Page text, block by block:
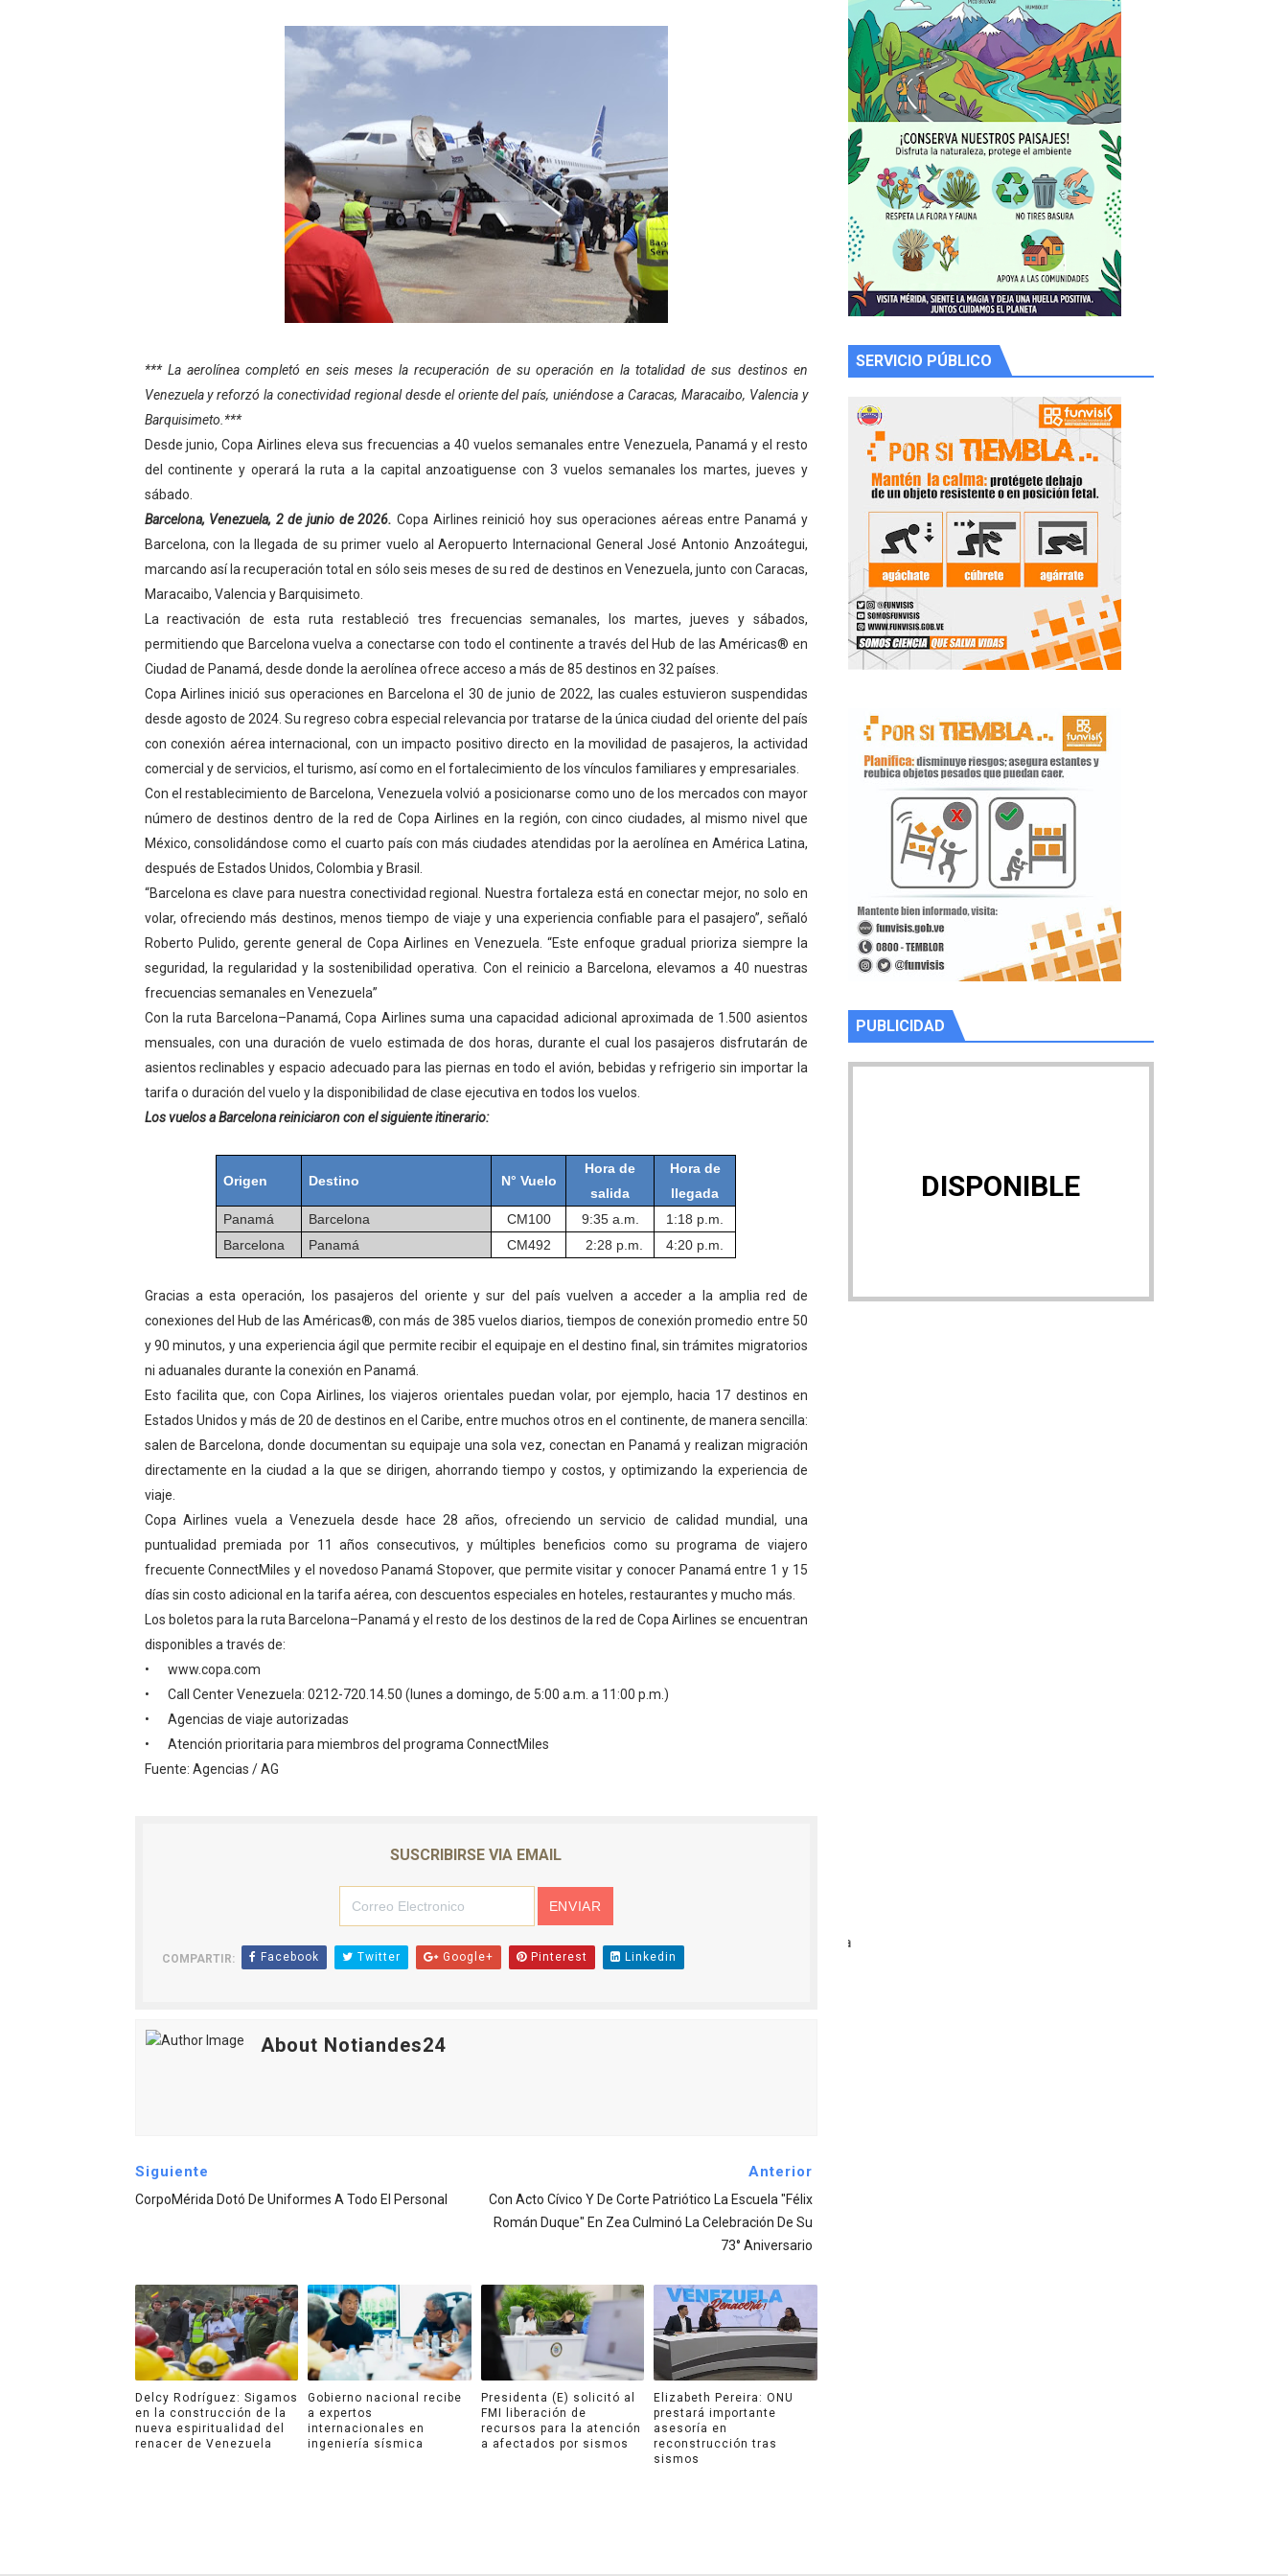
Gobierno bolivariano avanza en la transformación del hospital Sor Juana Inés
Niños merideños aprenden sobre gaita de tambora con Fundecem
Hospital universitario muestra sus avances en visita del Consejo Legislativo
Instituto Nacional de Nutrición celebra Semana Internacional de la Lactancia Materna
Gobernación de Mérida fortalece el desarrollo productivo en Rangel
Corposalud inició talleres para aspirantes al curso de Emergencia Prehospitalaria
Fortalecen formación académica de médicos en proceso de ruralidad
Fortaleciendo la economía comunal en El Vigía con microcréditos a emprendedores y productores
Campo Elías consolida plan de bacheo en el sector La Montañita
Fundecem inició con éxito el taller vacacional de origami
El Lactario del Iahula celebra la Semana Mundial de la Lactancia Materna
Plan Vacacional "Venezuela Ríe 2026" brinda recreación y cultura a niños del municipio Libertador
Iniciación al yoga reúne a diversos clubes deportivos de Zea en una enriquecedora jornada vacacional
Mincomunas impulsa el autogobierno en Mérida con plan de actualización y atención territorial
Expertos inspeccionan espacios del OAN para la instalación del detector Cherenkov de agua
*** La aerolínea completó en seis meses la recuperación de su operación en la totalidad de sus destinos en
Venezuela y reforzó la conectividad regional desde el oriente del país, uniéndose a Caracas, Maracaibo, Valencia y
Barquisimeto.***
Desde junio, Copa Airlines eleva sus frecuencias a 40 vuelos semanales entre Venezuela, Panamá y el resto
del continente y operará la ruta a la capital anzoatiguense con 3 vuelos semanales los martes, jueves y
sábado.
Barcelona, Venezuela, 2 de junio de 2026. Copa Airlines reinició hoy sus operaciones aéreas entre Panamá y
Barcelona, con la llegada de su primer vuelo al Aeropuerto Internacional General José Antonio Anzoátegui,
marcando así la recuperación total en sólo seis meses de su red de destinos en Venezuela, junto con Caracas,
Maracaibo, Valencia y Barquisimeto.
La reactivación de esta ruta restableció tres frecuencias semanales, los martes, jueves y sábados,
permitiendo que Barcelona vuelva a conectarse con todo el continente a través del Hub de las Américas® en
Ciudad de Panamá, desde donde la aerolínea ofrece acceso a más de 85 destinos en 32 países.
Copa Airlines inició sus operaciones en Barcelona el 30 de junio de 2022, las cuales estuvieron suspendidas
desde agosto de 2024. Su regreso cobra especial relevancia por tratarse de la única ciudad del oriente del país
con conexión aérea internacional, con un impacto positivo directo en la movilidad de pasajeros, la actividad
comercial y de servicios, el turismo, así como en el fortalecimiento de los vínculos familiares y empresariales.
Con el restablecimiento de Barcelona, Venezuela volvió a posicionarse como uno de los mercados con mayor
número de destinos dentro de la red de Copa Airlines en la región, con cinco ciudades, al mismo nivel que
México, consolidándose como el cuarto país con más ciudades atendidas por la aerolínea en América Latina,
después de Estados Unidos, Colombia y Brasil.
“Barcelona es clave para nuestra conectividad regional. Nuestra fortaleza está en conectar mejor, no solo en
volar, ofreciendo más destinos, menos tiempo de viaje y una experiencia confiable para el pasajero”, señaló
Roberto Pulido, gerente general de Copa Airlines en Venezuela. “Este enfoque gradual prioriza siempre la
seguridad, la regularidad y la sostenibilidad operativa. Con el reinicio a Barcelona, elevamos a 40 nuestras
frecuencias semanales en Venezuela”
Con la ruta Barcelona–Panamá, Copa Airlines suma una capacidad adicional aproximada de 1.500 asientos
mensuales, con una duración de vuelo estimada de dos horas, durante el cual los pasajeros disfrutarán de
asientos reclinables y espacio adecuado para las piernas en todo el avión, bebidas y refrigerio sin importar la
tarifa o duración del vuelo y la disponibilidad de clase ejecutiva en todos los vuelos.
Los vuelos a Barcelona reiniciaron con el siguiente itinerario:
Origen Destino N° Vuelo
Hora de
salida
Hora de
llegada
Panamá
Barcelona CM100 9:35 a.m.
1:18 p.m.
Barcelona
Panamá CM492 2:28 p.m. 4:20 p.m.
Gracias a esta operación, los pasajeros del oriente y sur del país vuelven a acceder a la amplia red de
conexiones del Hub de las Américas®, con más de 385 vuelos diarios, tiempos de conexión promedio entre 50
y 90 minutos, y una experiencia ágil que permite recibir el equipaje en el destino final, sin trámites migratorios
ni aduanales durante la conexión en Panamá.
Esto facilita que, con Copa Airlines, los viajeros orientales puedan volar, por ejemplo, hacia 17 destinos en
Estados Unidos y más de 20 de destinos en el Caribe, entre muchos otros en el continente, de manera sencilla:
salen de Barcelona, donde documentan su equipaje una sola vez, conectan en Panamá y realizan migración
directamente en la ciudad a la que se dirigen, ahorrando tiempo y costos, y optimizando la experiencia de
viaje.
Copa Airlines vuela a Venezuela desde hace 28 años, ofreciendo un servicio de calidad mundial, una
puntualidad premiada por 11 años consecutivos, y múltiples beneficios como su programa de viajero
frecuente ConnectMiles y el novedoso Panamá Stopover, que permite visitar y conocer Panamá entre 1 y 15
días sin costo adicional en la tarifa aérea, con descuentos especiales en hoteles, restaurantes y mucho más.
Los boletos para la ruta Barcelona–Panamá y el resto de los destinos de la red de Copa Airlines se encuentran
disponibles a través de:
•
www.copa.com
•
Call Center Venezuela: 0212-720.14.50 (lunes a domingo, de 5:00 a.m. a 11:00 p.m.)
•
Agencias de viaje autorizadas
•
Atención prioritaria para miembros del programa ConnectMiles
Fuente: Agencias / AG
SUSCRIBIRSE VIA EMAIL
COMPARTIR: Facebook Twitter Google+ Pinterest Linkedin
About Notiandes24
Siguiente
CorpoMérida Dotó De Uniformes A Todo El Personal
Anterior
Con Acto Cívico Y De Corte Patriótico La Escuela "Félix
Román Duque" En Zea Culminó La Celebración De Su
73° Aniversario
Delcy Rodríguez: Sigamos
en la construcción de la
nueva espiritualidad del
renacer de Venezuela
Gobierno nacional recibe
a expertos
internacionales en
ingeniería sísmica
Presidenta (E) solicitó al
FMI liberación de
recursos para la atención
a afectados por sismos
Elizabeth Pereira: ONU
prestará importante
asesoría en
reconstrucción tras
sismos
SERVICIO PÚBLICO
PUBLICIDAD
DISPONIBLE